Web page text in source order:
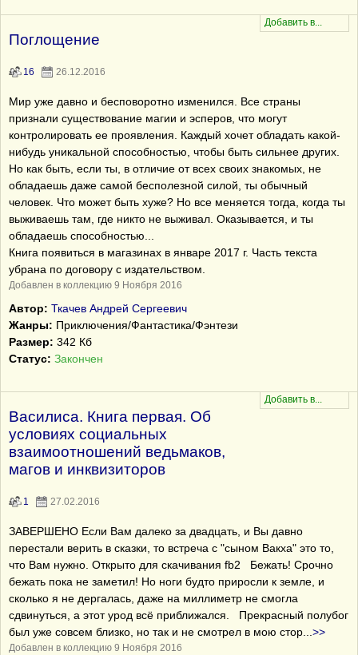
Поглощение
16 26.12.2016
Мир уже давно и бесповоротно изменился. Все страны
признали существование магии и эсперов, что могут
контролировать ее проявления. Каждый хочет обладать какой-
нибудь уникальной способностью, чтобы быть сильнее других.
Но как быть, если ты, в отличие от всех своих знакомых, не
обладаешь даже самой бесполезной силой, ты обычный
человек. Что может быть хуже? Но все меняется тогда, когда ты
выживаешь там, где никто не выживал. Оказывается, и ты
обладаешь способностью...
Книга появиться в магазинах в январе 2017 г. Часть текста
убрана по договору с издательством.
Добавлен в коллекцию 9 Ноября 2016
Автор: Ткачев Андрей Сергеевич
Жанры: Приключения/Фантастика/Фэнтези
Размер: 342 Кб
Статус: Закончен
Василиса. Книга первая. Об
условиях социальных
взаимоотношений ведьмаков,
магов и инквизиторов
1 27.02.2016
ЗАВЕРШЕНО Если Вам далеко за двадцать, и Вы давно
перестали верить в сказки, то встреча с "сыном Вакха" это то,
что Вам нужно. Открыто для скачивания fb2 Бежать! Срочно
бежать пока не заметил! Но ноги будто приросли к земле, и
сколько я не дергалась, даже на миллиметр не смогла
сдвинуться, а этот урод всё приближался. Прекрасный полубог
был уже совсем близко, но так и не смотрел в мою стор
>>
Добавлен в коллекцию 9 Ноября 2016